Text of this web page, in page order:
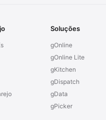
Soluções
gOnline
gOnline Lite
gKitchen
gDispatch
gData
gPicker